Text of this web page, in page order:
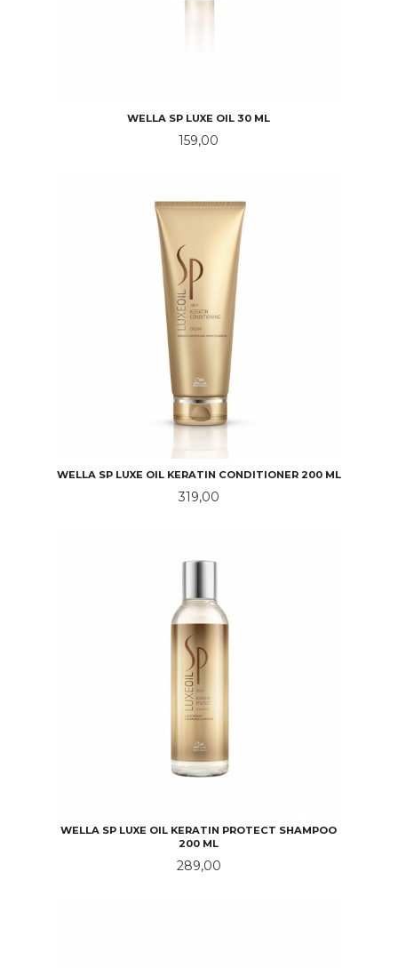
WELLA SP LUXE OIL 30 ML
Pris
159,00
WELLA SP LUXE OIL KERATIN CONDITIONER 200 ML
Pris
319,00
WELLA SP LUXE OIL KERATIN PROTECT SHAMPOO
200 ML
Pris
289,00